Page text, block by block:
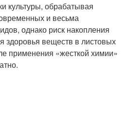
культуры, обрабатывая
и весьма
однако риск накопления
здоровья веществ в листовых
применения «жесткой химии»